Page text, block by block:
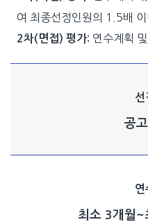
여 최종선정인원의 1.5배
2차(면접) 평가: 연수계획
선
공
연
최소 3개월~